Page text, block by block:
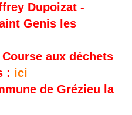
Dupoizat -
Genis les
aux déchets
: ici
de Grézieu la